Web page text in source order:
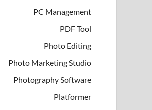
PC Management
PDF Tool
Photo Editing
Photo Marketing Studio
Photography Software
Platformer